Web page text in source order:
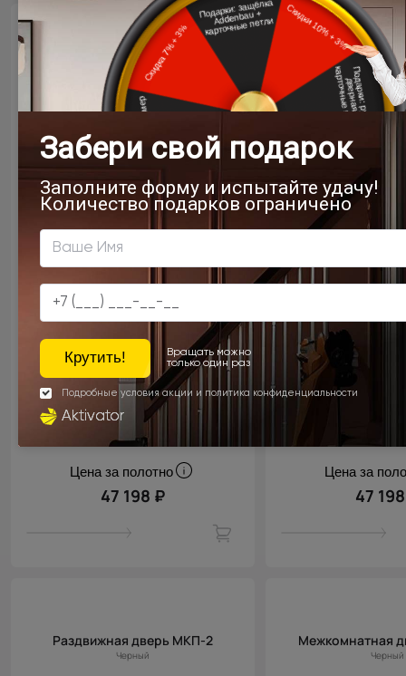
Раздвижная дверь МКП-3
Черный
Цена за полотно
47 198 ₽
Межкомнатная
Черный
Цена за
47
Раздвижная дверь МКП-2
Черный
Межкомнатная
Черный